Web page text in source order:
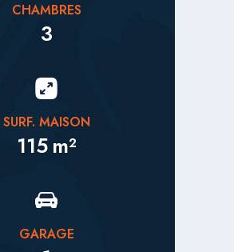
CHAMBRES
3
SURF. MAISON
115m²
GARAGE